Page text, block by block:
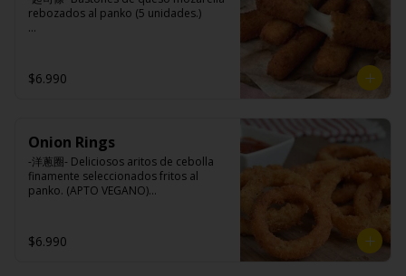
harina de trigo, condimento de 5
sabores (naranja, canela, anís,
rebozados al panko (5 unidades.)
Ingredientes:
Queso mozzarella, harina de trigo,
$6.990
Onion Rings
-洋蔥圈- Deliciosos aritos de cebolla
finamente seleccionados fritos al
panko. (APTO VEGANO)
Ingredientes:
$6.990